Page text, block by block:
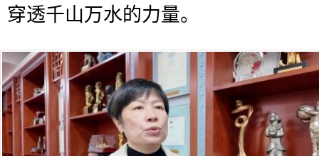
穿透千山万水的力量。